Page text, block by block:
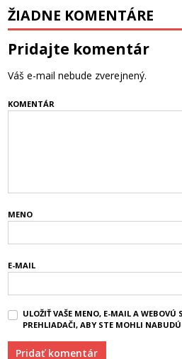
ŽIADNE KOMENTÁRE
Pridajte komentár
Váš e-mail nebude zverejnený.
KOMENTÁR
MENO
E-MAIL
ULOŽIŤ VAŠE MENO, E-MAIL A
PREHLIADAČI, ABY STE MOHLI